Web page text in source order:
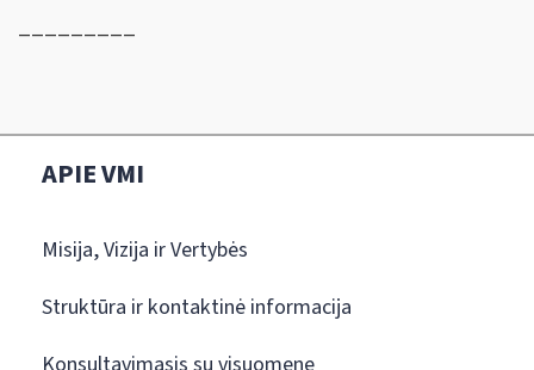
APIE VMI
Misija, Vizija ir Vertybės
Struktūra ir kontaktinė informacija
Konsultavimasis su visuomene